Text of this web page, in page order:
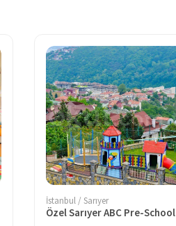
İstanbul / Sarıyer
Özel Sarıyer ABC Pre-School